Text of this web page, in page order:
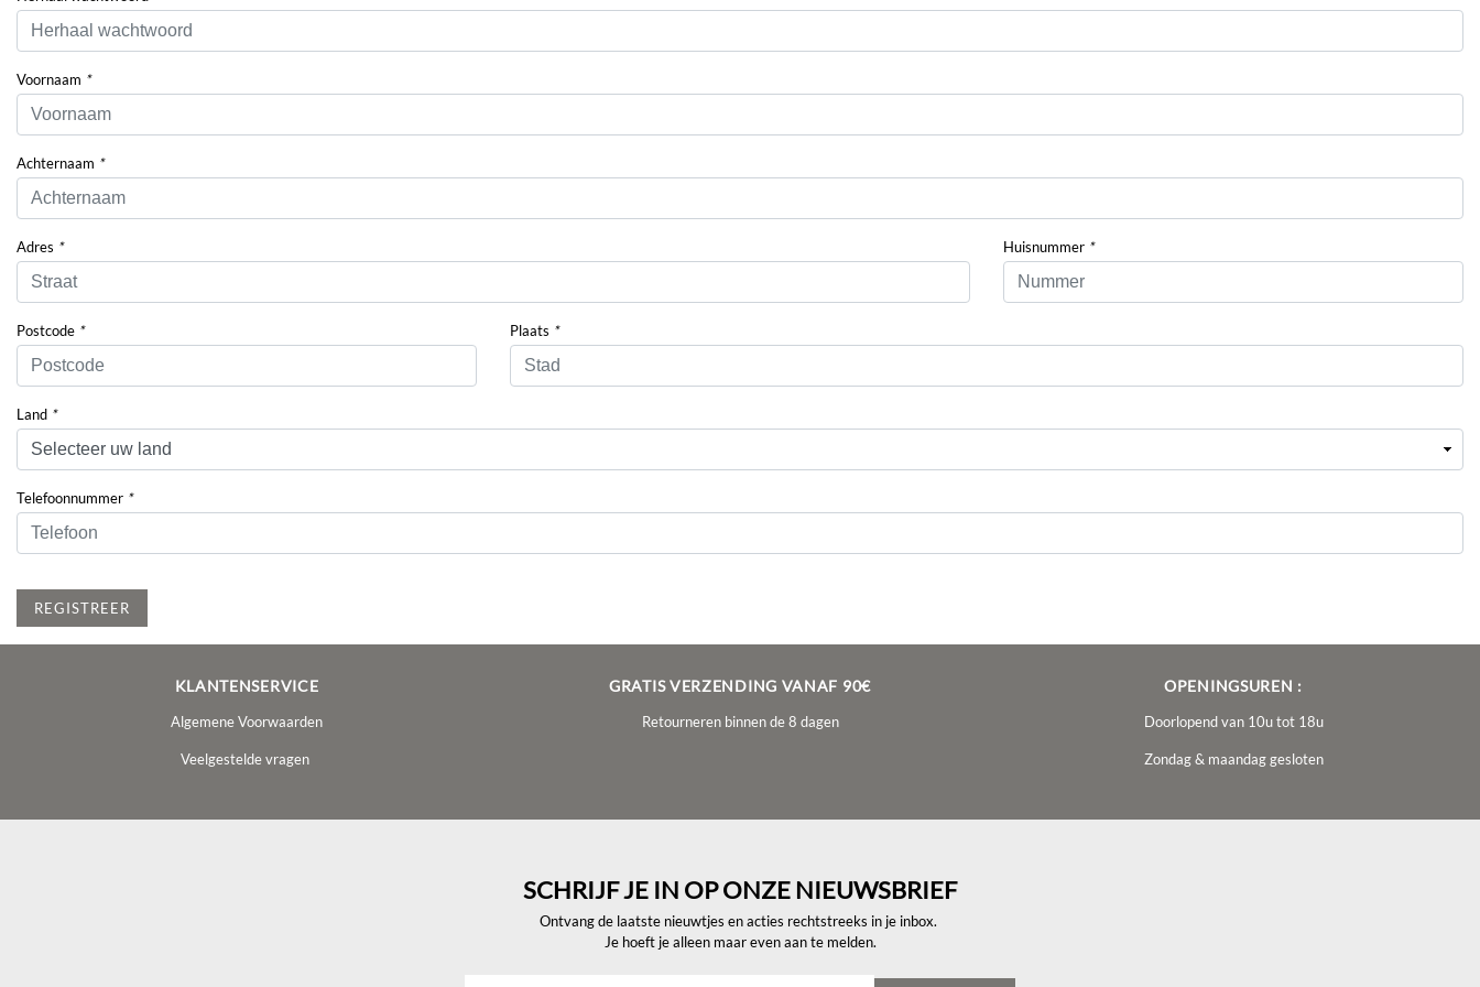
Voornaam *
Achternaam *
Adres * Huisnummer *
Postcode * Plaats *
Land *
Telefoonnummer *
REGISTREER
KLANTENSERVICE
Algemene Voorwaarden
Veelgestelde vragen
GRATIS VERZENDING VANAF 90€
Retourneren binnen de 8 dagen
OPENINGSUREN :
Doorlopend van 10u tot 18u
Zondag & maandag gesloten
SCHRIJF JE IN OP ONZE NIEUWSBRIEF
Ontvang de laatste nieuwtjes en acties rechtstreeks in je inbox.
Je hoeft je alleen maar even aan te melden.